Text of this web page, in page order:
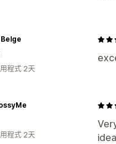
程式 2天
程式 2天